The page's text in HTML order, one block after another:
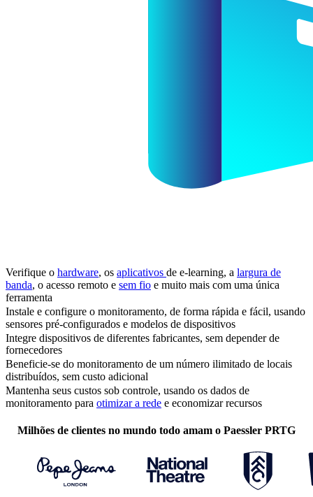
Verifique o hardware, os aplicativos de e-learning, a largura de
banda, o acesso remoto e sem fio e muito mais com uma única
ferramenta
Instale e configure o monitoramento, de forma rápida e fácil, usando
sensores pré-configurados e modelos de dispositivos
Integre dispositivos de diferentes fabricantes, sem depender de
fornecedores
Beneficie-se do monitoramento de um número ilimitado de locais
distribuídos, sem custo adicional
Mantenha seus custos sob controle, usando os dados de
monitoramento para otimizar a rede e economizar recursos
Milhões de clientes no mundo todo amam o Paessler PRTG